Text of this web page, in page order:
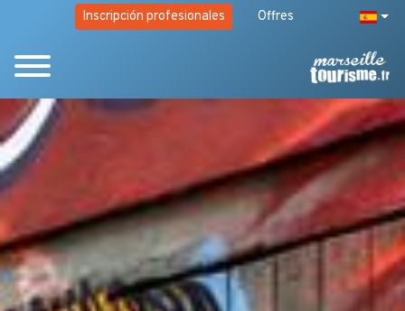
Inscripción profesionales Offres